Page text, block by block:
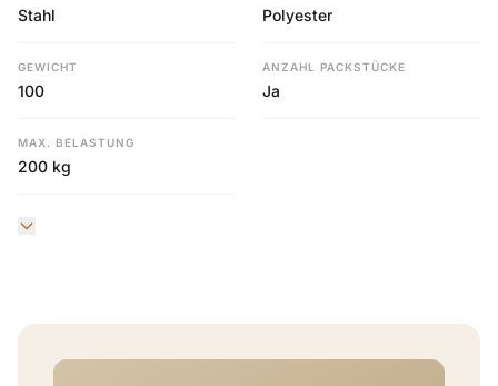
Stahl Polyester
GEWICHT
100
ANZAHL PACKSTÜCKE
Ja
MAX. BELASTUNG
200 kg